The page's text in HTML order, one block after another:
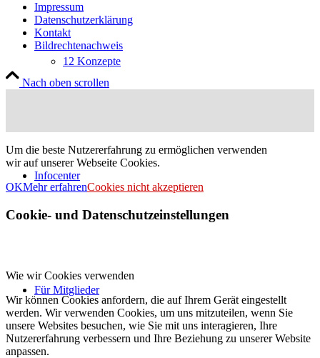
12 Konzepte
Infocenter
Für Mitglieder
Impressum
Datenschutzerklärung
Kontakt
Bildrechtenachweis
Nach oben scrollen
Um die beste Nutzererfahrung zu ermöglichen verwenden
wir auf unserer Webseite Cookies.
OKMehr erfahrenCookies nicht akzeptieren
Cookie- und Datenschutzeinstellungen
Wie wir Cookies verwenden
Wir können Cookies anfordern, die auf Ihrem Gerät eingestellt
werden. Wir verwenden Cookies, um uns mitzuteilen, wenn Sie
unsere Websites besuchen, wie Sie mit uns interagieren, Ihre
Nutzererfahrung verbessern und Ihre Beziehung zu unserer Website
anpassen.